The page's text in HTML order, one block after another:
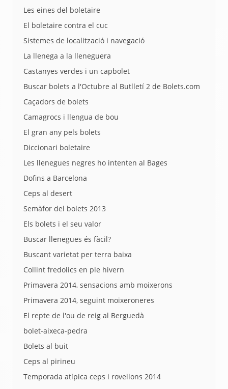
Les eines del boletaire
El boletaire contra el cuc
Sistemes de localització i navegació
La llenega a la lleneguera
Castanyes verdes i un capbolet
Buscar bolets a l'Octubre al Butlletí 2 de Bolets.com
Caçadors de bolets
Camagrocs i llengua de bou
El gran any pels bolets
Diccionari boletaire
Les llenegues negres ho intenten al Bages
Dofins a Barcelona
Ceps al desert
Semàfor del bolets 2013
Els bolets i el seu valor
Buscar llenegues és fàcil?
Buscant varietat per terra baixa
Collint fredolics en ple hivern
Primavera 2014, sensacions amb moixerons
Primavera 2014, seguint moixeroneres
El repte de l'ou de reig al Berguedà
bolet-aixeca-pedra
Bolets al buit
Ceps al pirineu
Temporada atípica ceps i rovellons 2014